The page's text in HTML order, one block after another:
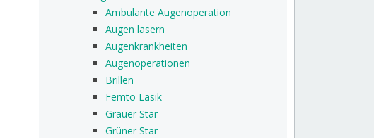
Ambulante Augenoperation
Augen lasern
Augenkrankheiten
Augenoperationen
Brillen
Femto Lasik
Grauer Star
Grüner Star